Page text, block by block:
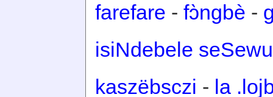
farefare - fɔ̀ngbè -
isiNdebele
kaszëbsczi - la